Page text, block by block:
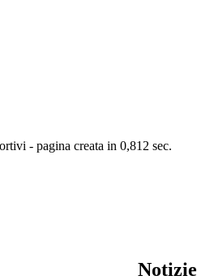
- pagina creata in 0,812 sec.
Notizie